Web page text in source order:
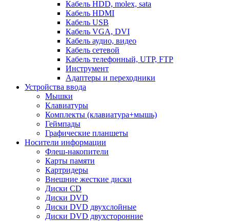
Кабель HDD, molex, sata
Кабель HDMI
Кабель USB
Кабель VGA, DVI
Кабель аудио, видео
Кабель сетевой
Кабель телефонный, UTP, FTP
Инструмент
Адаптеры и переходники
Устройства ввода
Мышки
Клавиатуры
Комплекты (клавиатура+мышь)
Геймпады
Графические планшеты
Носители информации
Флеш-накопители
Карты памяти
Картридеры
Внешние жесткие диски
Диски CD
Диски DVD
Диски DVD двухслойные
Диски DVD двухсторонние